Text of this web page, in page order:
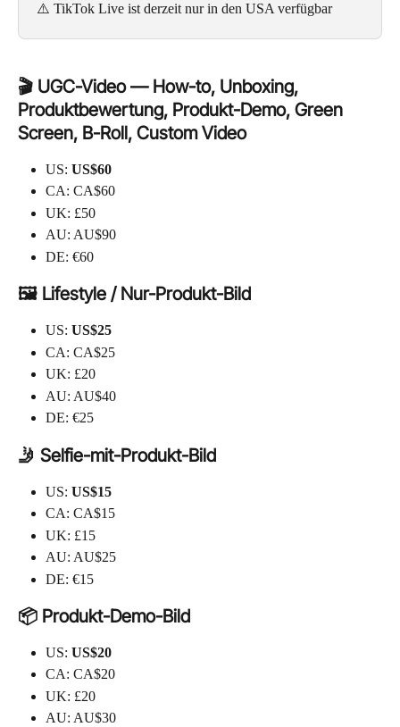
⚠️ TikTok Live ist derzeit nur in den USA verfügbar
🎬 UGC-Video — How-to, Unboxing,
Produktbewertung, Produkt-Demo, Green
Screen, B-Roll, Custom Video
US: US$60
CA: CA$60
UK: £50
AU: AU$90
DE: €60
🖼️ Lifestyle / Nur-Produkt-Bild
US: US$25
CA: CA$25
UK: £20
AU: AU$40
DE: €25
🤳 Selfie-mit-Produkt-Bild
US: US$15
CA: CA$15
UK: £15
AU: AU$25
DE: €15
📦 Produkt-Demo-Bild
US: US$20
CA: CA$20
UK: £20
AU: AU$30